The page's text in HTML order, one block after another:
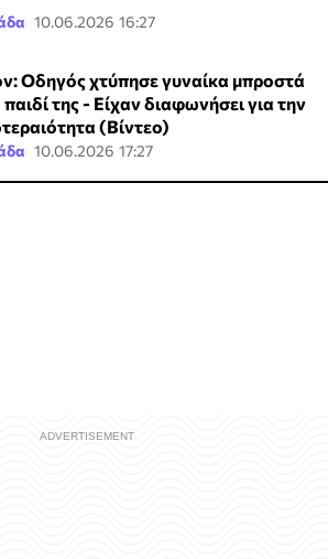
10.06.2026 16:27
Οδηγός χτύπησε γυναίκα μπροστά
της - Είχαν διαφωνήσει για την
(Βίντεο)
10.06.2026 17:27